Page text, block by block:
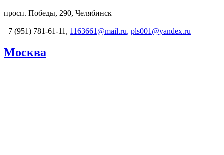
просп. Победы, 290, Челябинск
+7 (951) 781-61-11, 1163661@mail.ru, pls001@yandex.ru
Москва